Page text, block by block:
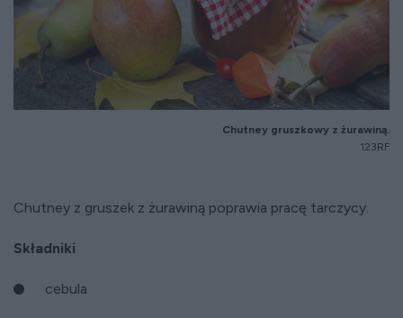
Chutney gruszkowy z żurawiną.
123RF
Chutney z gruszek z żurawiną poprawia pracę tarczycy.
Składniki
cebula